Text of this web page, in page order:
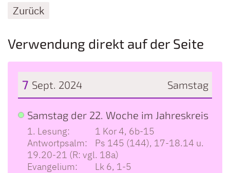
Zurück
Verwendung direkt auf der Seite
Samstag
7 Sept. 2024
Datum: 7. September 2024
Samstag der 22. Woche im Jahreskreis
1 Kor 4, 6b-15
Ps 145 (144), 17-18.14 u.
19.20-21 (R: vgl. 18a)
Lk 6, 1-5